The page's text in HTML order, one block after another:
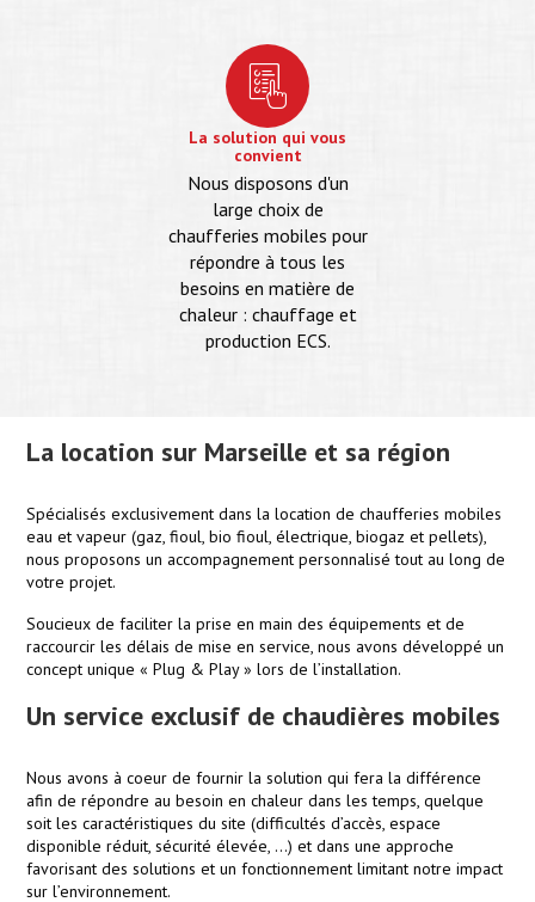
La solution qui vous
convient
Nous disposons d'un
large choix de
chaufferies mobiles pour
répondre à tous les
besoins en matière de
chaleur : chauffage et
production ECS.
La location sur Marseille et sa région
Spécialisés exclusivement dans la location de chaufferies mobiles
eau et vapeur (gaz, fioul, bio fioul, électrique, biogaz et pellets),
nous proposons un accompagnement personnalisé tout au long de
votre projet.
Soucieux de faciliter la prise en main des équipements et de
raccourcir les délais de mise en service, nous avons développé un
concept unique « Plug & Play » lors de l’installation.
Un service exclusif de chaudières mobiles
Nous avons à coeur de fournir la solution qui fera la différence
afin de répondre au besoin en chaleur dans les temps, quelque
soit les caractéristiques du site (difficultés d’accès, espace
disponible réduit, sécurité élevée, …) et dans une approche
favorisant des solutions et un fonctionnement limitant notre impact
sur l’environnement.